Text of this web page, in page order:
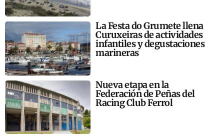
La Festa do Grumete llena
Curuxeiras de actividades
infantiles y degustaciones
marineras
Nueva etapa en la
Federación de Peñas del
Racing Club Ferrol